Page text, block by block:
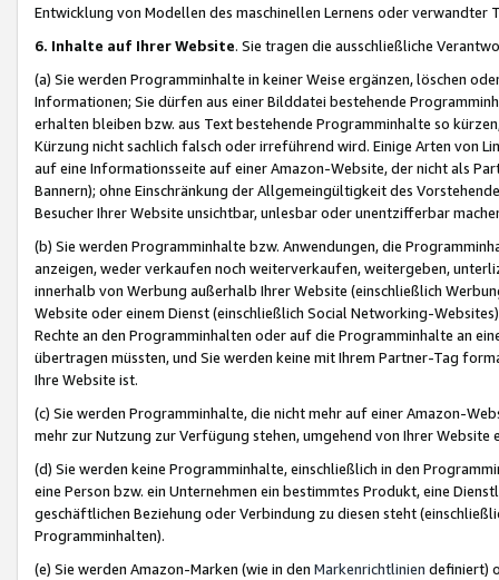
Entwicklung von Modellen des maschinellen Lernens oder
6. Inhalte auf Ihrer Website. Sie tragen die ausschließliche
(a) Sie werden Programminhalte in keiner Weise ergänzen, löschen
Informationen; Sie dürfen aus einer Bilddatei bestehende
erhalten bleiben bzw. aus Text bestehende Programminhalte so
Kürzung nicht sachlich falsch oder irreführend wird. Einige Arten von
auf eine Informationsseite auf einer Amazon-Website, der nicht als
Bannern); ohne Einschränkung der Allgemeingültigkeit des
Besucher Ihrer Website unsichtbar, unlesbar oder unentzifferbar
(b) Sie werden Programminhalte bzw. Anwendungen, die
anzeigen, weder verkaufen noch weiterverkaufen, weitergeben,
innerhalb von Werbung außerhalb Ihrer Website (einschließlich
Website oder einem Dienst (einschließlich Social Networking-
Rechte an den Programminhalten oder auf die Programminhalte an
übertragen müssten, und Sie werden keine mit Ihrem Partner-Tag
Ihre Website ist.
(c) Sie werden Programminhalte, die nicht mehr auf einer Amazon-
mehr zur Nutzung zur Verfügung stehen, umgehend von Ihrer
(d) Sie werden keine Programminhalte, einschließlich in den
eine Person bzw. ein Unternehmen ein bestimmtes Produkt, eine
geschäftlichen Beziehung oder Verbindung zu diesen steht
Programminhalten).
(e) Sie werden Amazon-Marken (wie in den Markenrichtlinien definiert)